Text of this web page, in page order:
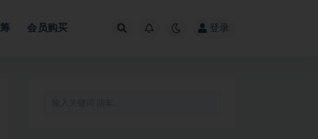
会员购买 登录